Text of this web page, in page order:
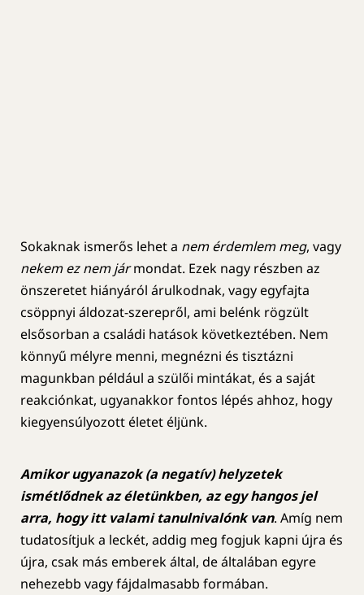
Sokaknak ismerős lehet a nem érdemlem meg, vagy
nekem ez nem jármondat. Ezek nagy részben az
önszeretet hiányáról árulkodnak, vagy egyfajta
csöppnyi áldozat-szerepről, ami belénk rögzült
elsősorban a családi hatások következtében. Nem
könnyű mélyre menni, megnézni és tisztázni
magunkban például a szülői mintákat, és a saját
reakciónkat, ugyanakkor fontos lépés ahhoz, hogy
kiegyensúlyozott életet éljünk.
Amikor ugyanazok (a negatív) helyzetek
ismétlődnek az életünkben, az egy hangos jel
arra, hogy itt valami tanulnivalónk van. Amíg nem
tudatosítjuk a leckét, addig meg fogjuk kapni újra és
újra, csak más emberek által, de általában egyre
nehezebb vagy fájdalmasabb formában.